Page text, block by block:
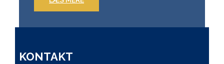
KONTAKT